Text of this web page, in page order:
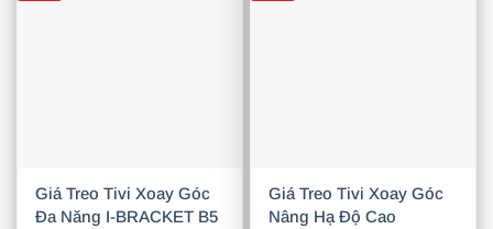
Giá Treo Tivi Xoay Góc
Đa Năng I-BRACKET B5
Giá Treo Tivi Xoay Góc
Nâng Hạ Độ Cao